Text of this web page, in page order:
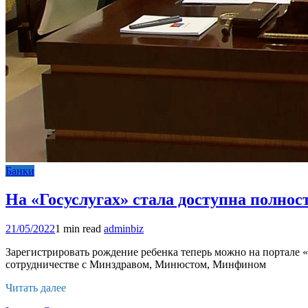
Банки
На «Госуслугах» стала доступна
21/05/20221 min read adminbiz
Зарегистрировать рождение ребенка теперь можно на
сотрудничестве с Минздравом, Минюстом, Минфином
Читать далее